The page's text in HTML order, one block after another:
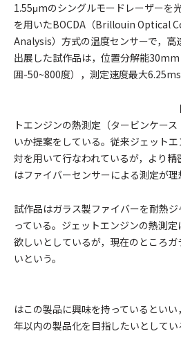
1.55μmのシングルモードレーザーを
を用いたBOCDA（Brillouin Optical
Analysis）方式の温度センサーで，高
出展した試作品は，位置分解能
囲-50~800度），測定速度最大6.25ms
トエンジンの熱測定（タービンケー
いか提案をしている。従来ジェット
対を用いて行なわれているが，より
はファイバーセンサーによる測定が理
試作品はガラス製ファイバーを耐熱
っている。ジェットエンジンの熱測
欲しいとしているが，現在のところ
いという。
はこの製品に興味を持っているとい
年以内の製品化を目指したいとしてい